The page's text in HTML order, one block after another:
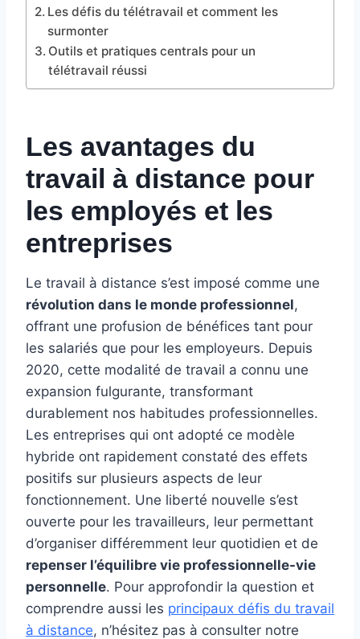
Les défis du télétravail et comment les
surmonter
Outils et pratiques centrals pour un
télétravail réussi
Les avantages du
travail à distance pour
les employés et les
entreprises
Le travail à distance s’est imposé comme une
révolution dans le monde professionnel,
offrant une profusion de bénéfices tant pour
les salariés que pour les employeurs. Depuis
2020, cette modalité de travail a connu une
expansion fulgurante, transformant
durablement nos habitudes professionnelles.
Les entreprises qui ont adopté ce modèle
hybride ont rapidement constaté des effets
positifs sur plusieurs aspects de leur
fonctionnement. Une liberté nouvelle s’est
ouverte pour les travailleurs, leur permettant
d’organiser différemment leur quotidien et de
repenser l’équilibre vie professionnelle-vie
personnelle. Pour approfondir la question et
comprendre aussi les principaux défis du travail
à distance, n’hésitez pas à consulter notre